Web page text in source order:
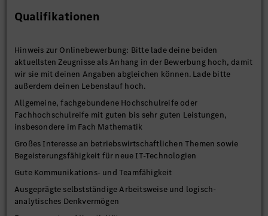
Qualifikationen
Hinweis zur Onlinebewerbung: Bitte lade deine beiden
aktuellsten Zeugnisse als Anhang in der Bewerbung hoch, damit
wir sie mit deinen Angaben abgleichen können. Lade bitte
außerdem deinen Lebenslauf hoch.
Allgemeine, fachgebundene Hochschulreife oder
Fachhochschulreife mit guten bis sehr guten Leistungen,
insbesondere im Fach Mathematik
Großes Interesse an betriebswirtschaftlichen Themen sowie
Begeisterungsfähigkeit für neue IT-Technologien
Gute Kommunikations- und Teamfähigkeit
Ausgeprägte selbstständige Arbeitsweise und logisch-
analytisches Denkvermögen